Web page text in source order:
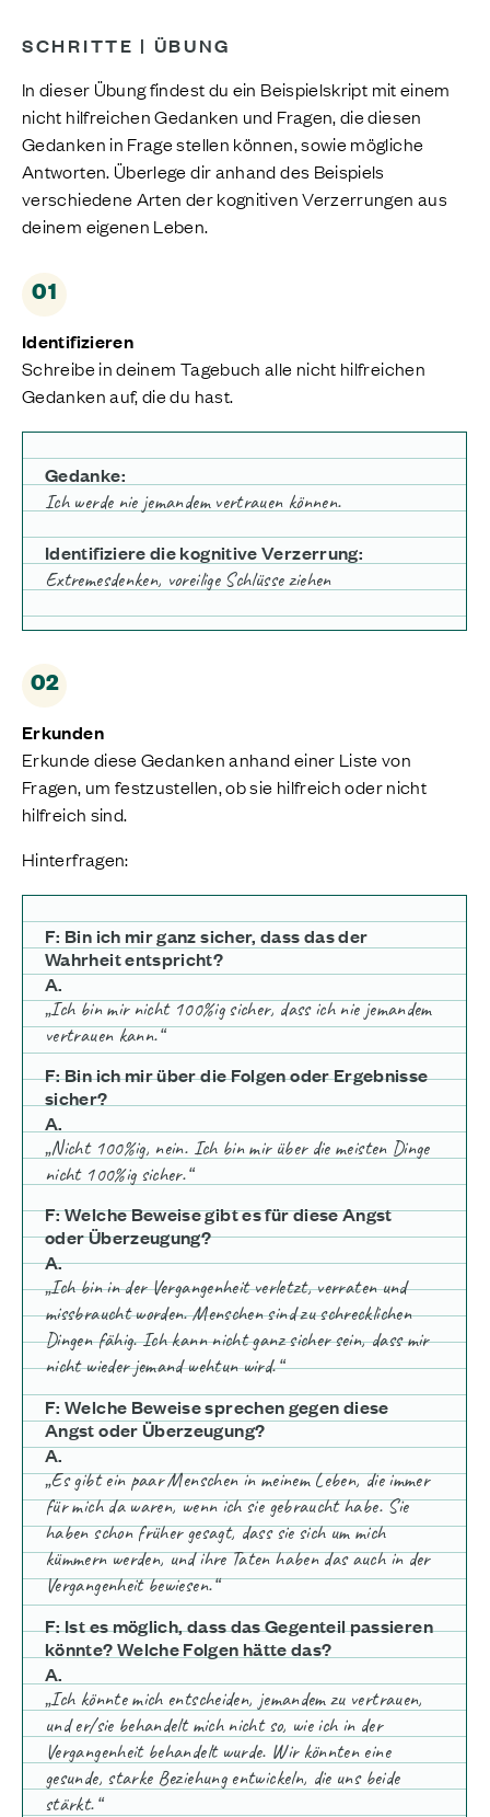
SCHRITTE | ÜBUNG
In dieser Übung findest du ein Beispielskript mit einem
nicht hilfreichen Gedanken und Fragen, die diesen
Gedanken in Frage stellen können, sowie mögliche
Antworten. Überlege dir anhand des Beispiels
verschiedene Arten der kognitiven Verzerrungen aus
deinem eigenen Leben.
01
Identifizieren
Schreibeindeinem Tagebuch alle nicht hilfreichen
Gedankenauf,diedu hast.
Gedanke:
Ich werde nie jemandem vertrauen können.
Identifiziere die kognitive Verzerrung:
Extremesdenken, voreilige Schlüsse ziehen
02
Erkunden
Erkunde diese Gedanken anhand einer Liste von
Fragen, um festzustellen, ob sie hilfreich oder nicht
hilfreich sind.
Hinterfragen:
F: Bin ich mir ganz sicher, dass das der
Wahrheit entspricht?
A.
„Ich bin mir nicht 100%ig sicher, dass ich nie jemandem
vertrauen kann.“
F: Bin ich mir über die Folgen oder Ergebnisse
sicher?
A.
„Nicht 100%ig, nein. Ich bin mir über die meisten Dinge
nicht 100%ig sicher.“
F: Welche Beweise gibt es für diese Angst
oder Überzeugung?
A.
„Ich bin in der Vergangenheit verletzt, verraten und
missbraucht worden. Menschen sind zu schrecklichen
Dingen fähig. Ich kann nicht ganz sicher sein, dass mir
nicht wieder jemand wehtun wird.“
F: Welche Beweise sprechen gegen diese
Angst oder Überzeugung?
A.
„Es gibt ein paar Menschen in meinem Leben, die immer
für mich da waren, wenn ich sie gebraucht habe. Sie
haben schon früher gesagt, dass sie sich um mich
kümmern werden, und ihre Taten haben das auch in der
Vergangenheit bewiesen.“
F: Ist es möglich, dass das Gegenteil passieren
könnte? Welche Folgen hätte das?
A.
„Ich könnte mich entscheiden, jemandem zu vertrauen,
und er/sie behandelt mich nicht so, wie ich in der
Vergangenheit behandelt wurde. Wir könnten eine
gesunde, starke Beziehung entwickeln, die uns beide
stärkt.“